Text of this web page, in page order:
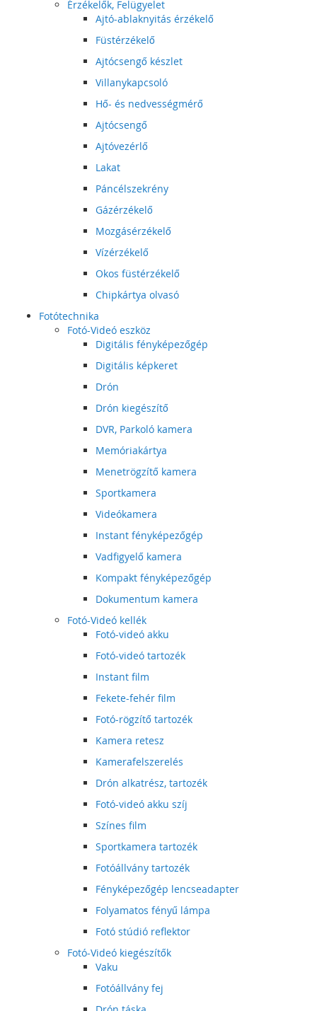
Érzékelők, Felügyelet
Ajtó-ablaknyitás érzékelő
Füstérzékelő
Ajtócsengő készlet
Villanykapcsoló
Hő- és nedvességmérő
Ajtócsengő
Ajtóvezérlő
Lakat
Páncélszekrény
Gázérzékelő
Mozgásérzékelő
Vízérzékelő
Okos füstérzékelő
Chipkártya olvasó
Fotótechnika
Fotó-Videó eszköz
Digitális fényképezőgép
Digitális képkeret
Drón
Drón kiegészítő
DVR, Parkoló kamera
Memóriakártya
Menetrögzítő kamera
Sportkamera
Videókamera
Instant fényképezőgép
Vadfigyelő kamera
Kompakt fényképezőgép
Dokumentum kamera
Fotó-Videó kellék
Fotó-videó akku
Fotó-videó tartozék
Instant film
Fekete-fehér film
Fotó-rögzítő tartozék
Kamera retesz
Kamerafelszerelés
Drón alkatrész, tartozék
Fotó-videó akku szíj
Színes film
Sportkamera tartozék
Fotóállvány tartozék
Fényképezőgép lencseadapter
Folyamatos fényű lámpa
Fotó stúdió reflektor
Fotó-Videó kiegészítők
Vaku
Fotóállvány fej